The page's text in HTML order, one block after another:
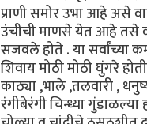
प्राणी समोर उभा आहे असे
उंचीची माणसे येत आहे तसे
सजवले होते . या सर्वांच्या
शिवाय मोठी मोठी घुंगरे
काठ्या ,भाले ,तलवारी ,
रंगीबेरंगी चिन्ध्या